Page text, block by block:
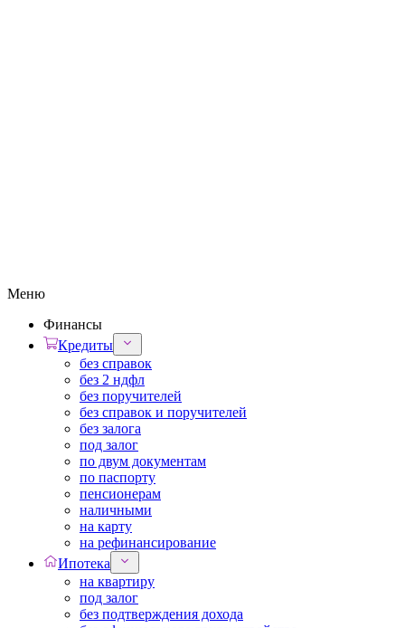
Меню
Финансы
Кредиты
без справок
без 2 ндфл
без поручителей
без справок и поручителей
без залога
под залог
по двум документам
по паспорту
пенсионерам
наличными
на карту
на рефинансирование
Ипотека
на квартиру
под залог
без подтверждения дохода